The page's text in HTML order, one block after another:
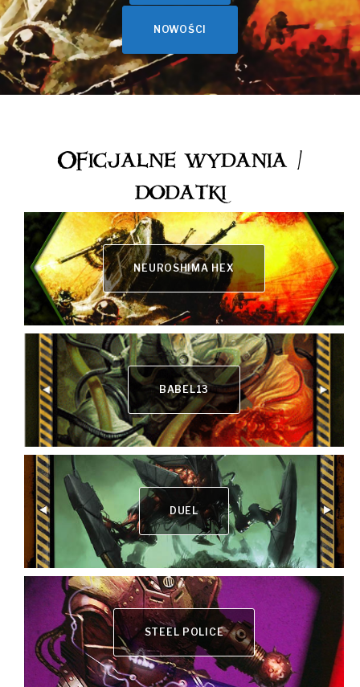
NOWOŚCI
Oficjalne wydania /
dodatki
NEUROSHIMA HEX
BABEL13
DUEL
STEEL POLICE